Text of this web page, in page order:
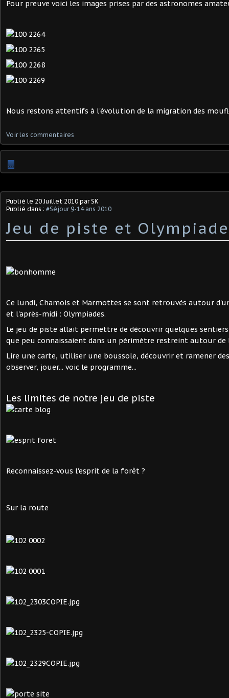
Pour preuve voici les images prises par des astronomes
Nous restons attentifs à l'évolution de la migration des
Voir les commentaires
…
Publié le 20 Juillet 2010 par SK
Publié dans : #Séjour 9-14 ans 2010
Jeu de piste et
Ce lundi, Chamois et Marmottes se sont retrouvés autour
et l'après-midi : Olympiades.
Le jeu de piste allait permettre de découvrir quelques
que peu connaissaient dans un périmètre restreint autour de
Lire une carte, utiliser une boussole, découvrir et ramener
observer, jouer... voic le programme...
Les limites de notre jeu de piste
Reconnaissez-vous l'esprit de la forêt ?
Sur la route